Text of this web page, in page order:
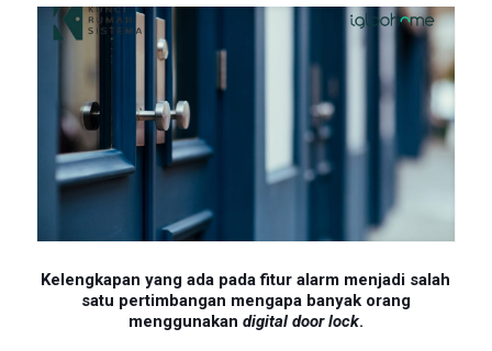
Kelengkapan yang ada pada fitur alarm menjadi salah
satu pertimbangan mengapa banyak orang
menggunakan digital door lock.